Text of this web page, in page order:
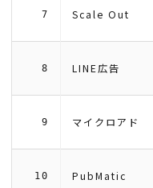
7 Scale Out
8 LINE広告
9 マイクロアド
10 PubMatic